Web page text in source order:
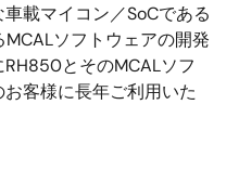
載マイコン／SoCである
ソフトウェアの開発
とそのMCALソフ
客様に長年ご利用いた